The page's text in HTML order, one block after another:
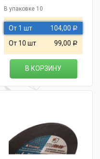
В упаковке 10
От 1 шт 104,00 Р
От 10 шт 99,00 Р
В КОРЗИНУ